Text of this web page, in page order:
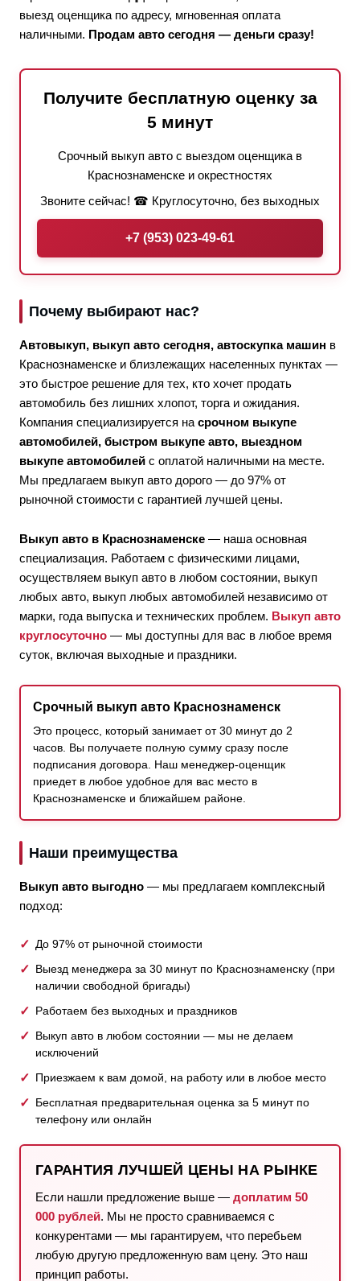
выезд оценщика по адресу, мгновенная оплата
наличными. Продам авто сегодня — деньги сразу!
Получите бесплатную оценку за
5 минут
Срочный выкуп авто с выездом оценщика в
Краснознаменске и окрестностях
Звоните сейчас! ☎ Круглосуточно, без выходных
+7 (953) 023-49-61
Почему выбирают нас?
Автовыкуп, выкуп авто сегодня, автоскупка машин в
Краснознаменске и близлежащих населенных пунктах —
это быстрое решение для тех, кто хочет продать
автомобиль без лишних хлопот, торга и ожидания.
Компания специализируется на срочном выкупе
автомобилей, быстром выкупе авто, выездном
выкупе автомобилей с оплатой наличными на месте.
Мы предлагаем выкуп авто дорого — до 97% от
рыночной стоимости с гарантией лучшей цены.
Выкуп авто в Краснознаменске — наша основная
специализация. Работаем с физическими лицами,
осуществляем выкуп авто в любом состоянии, выкуп
любых авто, выкуп любых автомобилей независимо от
марки, года выпуска и технических проблем. Выкуп авто
круглосуточно — мы доступны для вас в любое время
суток, включая выходные и праздники.
Срочный выкуп авто Краснознаменск
Это процесс, который занимает от 30 минут до 2
часов. Вы получаете полную сумму сразу после
подписания договора. Наш менеджер-оценщик
приедет в любое удобное для вас место в
Краснознаменске и ближайшем районе.
Наши преимущества
Выкуп авто выгодно — мы предлагаем комплексный
подход:
До 97% от рыночной стоимости
Выезд менеджера за 30 минут по Краснознаменску (при
наличии свободной бригады)
Работаем без выходных и праздников
Выкуп авто в любом состоянии — мы не делаем
исключений
Приезжаем к вам домой, на работу или в любое место
Бесплатная предварительная оценка за 5 минут по
телефону или онлайн
ГАРАНТИЯ ЛУЧШЕЙ ЦЕНЫ НА РЫНКЕ
Если нашли предложение выше — доплатим 50
000 рублей. Мы не просто сравниваемся с
конкурентами — мы гарантируем, что перебьем
любую другую предложенную вам цену. Это наш
принцип работы.